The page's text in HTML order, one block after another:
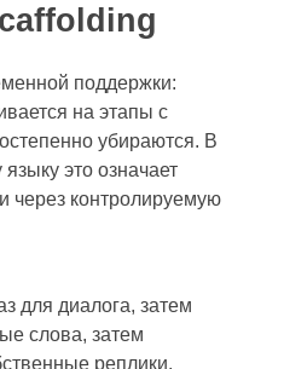
поддержки:
на этапы с
убираются. В
это означает
через контролируемую
для диалога, затем
слова, затем
реплики.